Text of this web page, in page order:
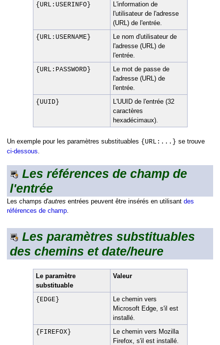
{URL:USERINFO}
L'information de
l'utilisateur de l'adresse
(URL) de l'entrée.
{URL:USERNAME}
Le nom d'utilisateur de
l'adresse (URL) de
l'entrée.
{URL:PASSWORD}
Le mot de passe de
l'adresse (URL) de
l'entrée.
{UUID}
L'UUID de l'entrée (32
caractères
hexadécimaux).
Un exemple pour les paramètres substituables {URL:...} se trouve
ci-dessous.
Les références de champ de
l'entrée
Les champs d'autres entrées peuvent être insérés en utilisant des
références de champ.
Les paramètres substituables
des chemins et date/heure
Le paramètre
substituable
Valeur
{EDGE}
Le chemin vers
Microsoft Edge, s'il est
installé.
{FIREFOX}
Le chemin vers Mozilla
Firefox, s'il est installé.